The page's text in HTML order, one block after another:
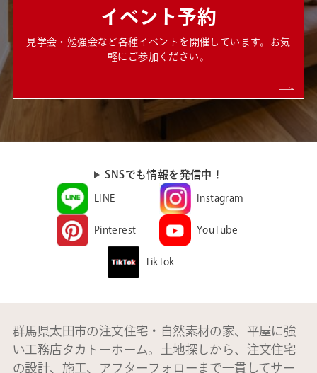
イベント予約
見学会・勉強会など各種イベントを開催しています。お気
軽にご参加ください。
SNSでも情報を発信中！
LINE Instagram
Pinterest YouTube
TikTok
群馬県太田市の注文住宅・自然素材の家、平屋に強
い工務店タカトーホーム。土地探しから、注文住宅
の設計、施工、アフターフォローまで一貫してサー